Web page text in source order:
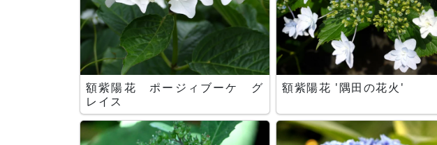
額紫陽花 ポージィブーケ グ
レイス
額紫陽花 '隅田の花火'